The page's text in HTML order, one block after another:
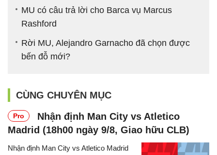
MU có câu trả lời cho Barca vụ Marcus
Rashford
Rời MU, Alejandro Garnacho đã chọn được
bến đỗ mới?
CÙNG CHUYÊN MỤC
Pro
Nhận định Man City vs Atletico
Madrid (18h00 ngày 9/8, Giao hữu CLB)
Nhận định Man City vs Atletico Madrid